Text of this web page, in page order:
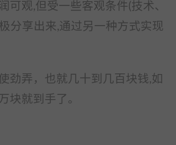
可观,但受一些客观条件(技术、
分享出来,通过另一种方式实现
劲弄，也就几十到几百块钱,如
块就到手了。